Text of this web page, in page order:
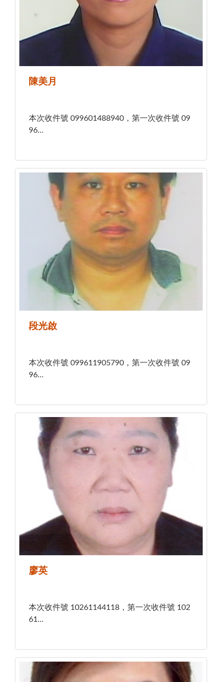
陳美月
本次收件號 099601488940，第一次收件號 09
96...
段光啟
本次收件號 099611905790，第一次收件號 09
96...
廖英
本次收件號 10261144118，第一次收件號 102
61...